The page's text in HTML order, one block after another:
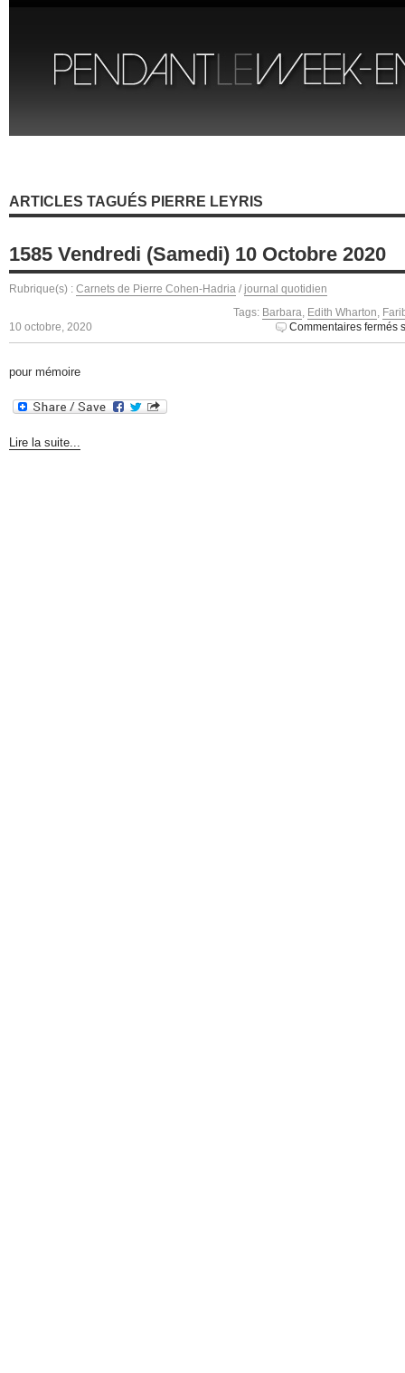
ARTICLES TAGUÉS PIERRE LEYRIS
1585 Vendredi (Samedi) 10 Octobre 2020
Rubrique(s) : Carnets de Pierre Cohen-Hadria / journal quotidien
Tags: Barbara, Edith Wharton,
10 octobre, 2020
Commentaires fermés
pour mémoire
Lire la suite...